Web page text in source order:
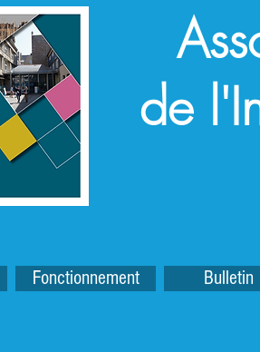
de
Fonctionnement Bulletin